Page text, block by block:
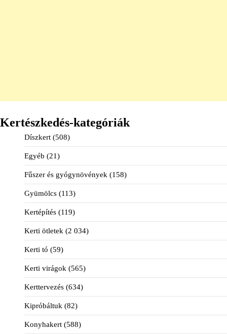
Kertészkedés-kategóriák
Díszkert (508)
Egyéb (21)
Fűszer és gyógynövények (158)
Gyümölcs (113)
Kertépítés (119)
Kerti ötletek (2 034)
Kerti tó (59)
Kerti virágok (565)
Kerttervezés (634)
Kipróbáltuk (82)
Konyhakert (588)